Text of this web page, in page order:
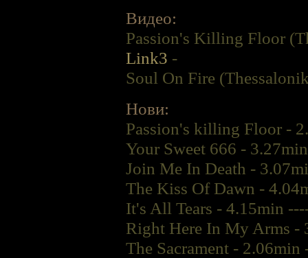
Видео:
Passion's Killing Floor
Link3 -
Soul On Fire
Нови:
Passion's killing Floor -
Your Sweet 666 -
Join Me In Death -
The Kiss Of Dawn -
It's All Tears - 4.15min
Right Here In My Arms -
The Sacrament -